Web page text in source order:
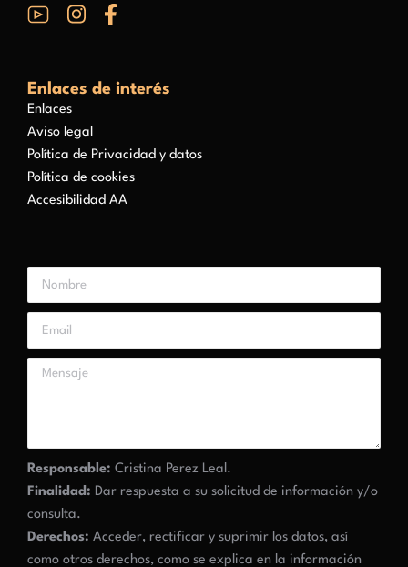
Enlaces de interés
Enlaces
Aviso legal
Política de Privacidad y datos
Política de cookies
Accesibilidad AA
Responsable: Cristina Perez Leal.
Finalidad: Dar respuesta a su solicitud de información y/o
consulta.
Derechos: Acceder, rectificar y suprimir los datos, así
como otros derechos, como se explica en la información